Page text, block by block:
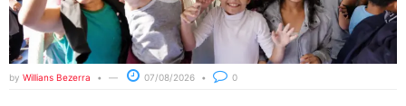
by Willians Bezerra 07/08/2026 0